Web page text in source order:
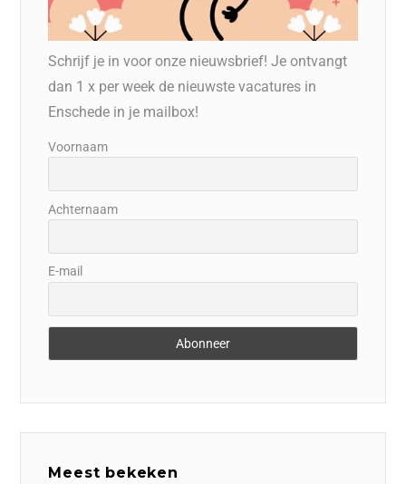
Schrijf je in voor onze nieuwsbrief! Je ontvangt
dan 1 x per week de nieuwste vacatures in
Enschede in je mailbox!
Voornaam
Achternaam
E-mail
Meest bekeken